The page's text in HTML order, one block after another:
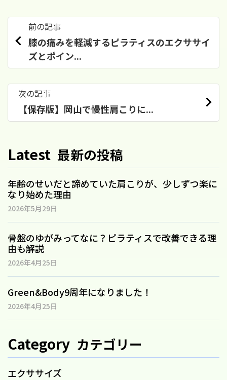
前の記事
膝の痛みを軽減するピラティスのエクササイ
ズとポイン...
次の記事
【保存版】岡山で慢性肩こりに...
Latest 最新の投稿
年齢のせいだと諦めていた肩こりが、少しずつ楽に
なり始めた理由
2026年5月29日
骨盤のゆがみってなに？ピラティスで改善できる理
由も解説
2026年4月25日
Green&Body9周年になりました！
2026年4月25日
Category カテゴリー
エクササイズ